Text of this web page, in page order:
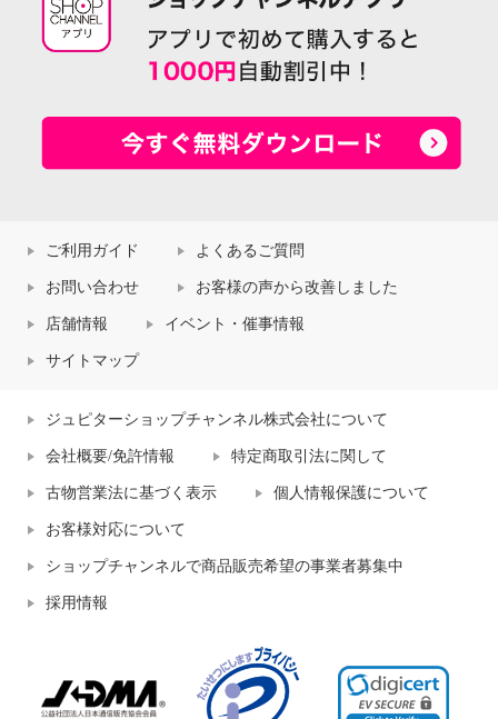
ご利用ガイド よくあるご質問
お問い合わせ お客様の声から改善しました
店舗情報 イベント・催事情報
サイトマップ
ジュピターショップチャンネル株式会社について
会社概要/免許情報 特定商取引法に関して
古物営業法に基づく表示 個人情報保護について
お客様対応について
ショップチャンネルで商品販売希望の事業者募集中
採用情報